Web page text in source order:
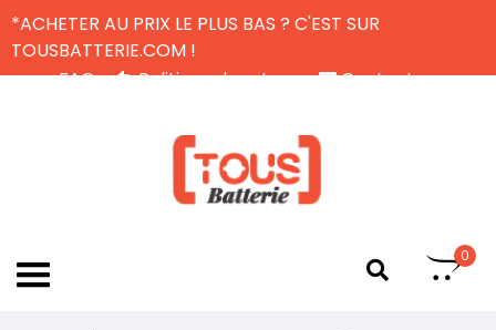
*ACHETER AU PRIX LE PLUS BAS ? C'EST SUR
TOUSBATTERIE.COM !
FAQ
Politique de retour
Contactez-nous
0